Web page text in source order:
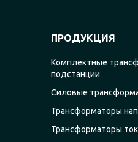
ПРОДУКЦИЯ
Комплектные
подстанции
Силовые
Трансформаторы
Трансформаторы